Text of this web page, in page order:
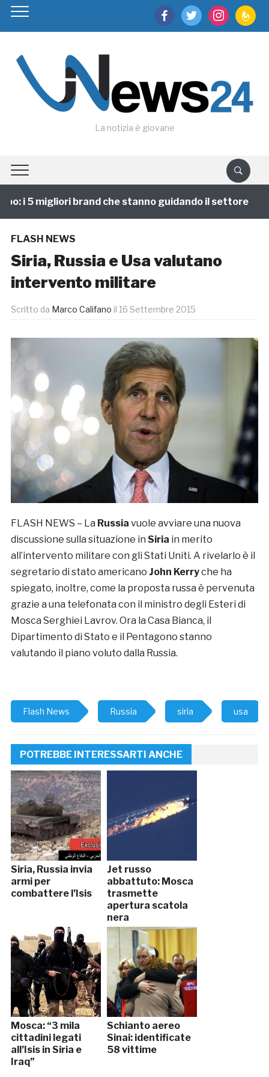
facebooktwitter instagram
La notizia è giovane
i 5 migliori brand che stanno guidando il settore
FLASH NEWS
Siria, Russia e Usa valutano
intervento militare
Scritto da Marco Califano il 16 Settembre 2015
FLASH NEWS – La Russia vuole avviare una nuova
discussione sulla situazione in Siria in merito
all’intervento militare con gli Stati Uniti. A rivelarlo è il
segretario di stato americano John Kerryche ha
spiegato, inoltre, come la proposta russa è pervenuta
grazie a una telefonata con il ministro degli Esteri di
Mosca Serghiei Lavrov. Ora la Casa Bianca, il
Dipartimento di Stato e il Pentagono stanno
valutando il piano voluto dalla Russia.
Flash News Russia siria usa
POTREBBE INTERESSARTI ANCHE
Siria, Russia invia
armi per
combattere l’Isis
Jet russo
abbattuto: Mosca
trasmette
apertura scatola
nera
Mosca: “3 mila
cittadini legati
all’Isis in Siria e
Iraq”
Schianto aereo
Sinai: identificate
58 vittime